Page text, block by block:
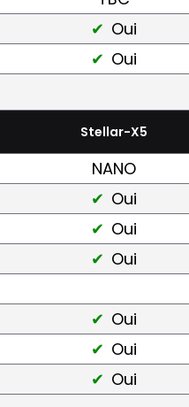
Oui
Oui
Stellar-X5
NANO
Oui
Oui
Oui
Oui
Oui
Oui